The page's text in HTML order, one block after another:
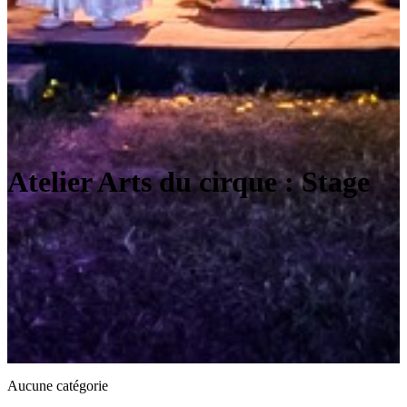
Atelier Arts du cirque : Stage
Aucune catégorie